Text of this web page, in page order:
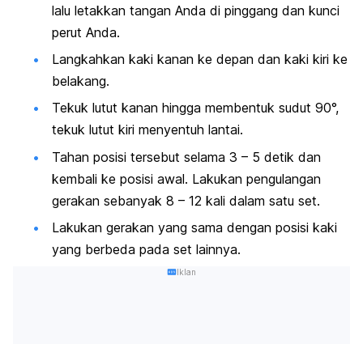
lalu letakkan tangan Anda di pinggang dan kunci
perut Anda.
Langkahkan kaki kanan ke depan dan kaki kiri ke
belakang.
Tekuk lutut kanan hingga membentuk sudut 90°,
tekuk lutut kiri menyentuh lantai.
Tahan posisi tersebut selama 3 – 5 detik dan
kembali ke posisi awal. Lakukan pengulangan
gerakan sebanyak 8 – 12 kali dalam satu set.
Lakukan gerakan yang sama dengan posisi kaki
yang berbeda pada set lainnya.
Iklan